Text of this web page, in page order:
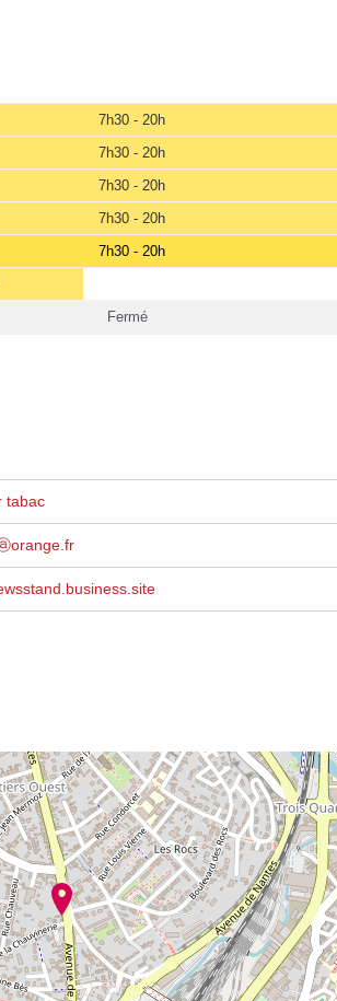
7h30 - 20h
7h30 - 20h
7h30 - 20h
7h30 - 20h
7h30 - 20h
Fermé
tabac